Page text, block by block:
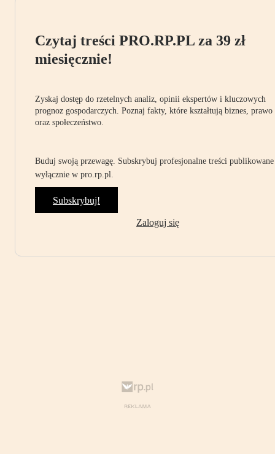
Czytaj treści PRO.RP.PL za 39 zł
miesięcznie!
Zyskaj dostęp do rzetelnych analiz, opinii ekspertów i kluczowych
prognoz gospodarczych. Poznaj fakty, które kształtują biznes, prawo
oraz społeczeństwo.
Buduj swoją przewagę. Subskrybuj profesjonalne treści publikowane
wyłącznie w pro.rp.pl.
Subskrybuj!
Zaloguj się